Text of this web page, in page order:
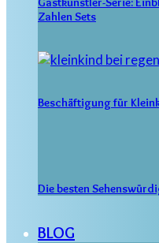
Zahlen Sets
Beschäftigung für
Die besten
BLOG